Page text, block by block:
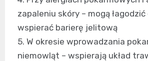
zapaleniu skóry – mogą
wspierać barierę jelitową
5. W okresie wprowadzania
niemowląt – wspierają układ